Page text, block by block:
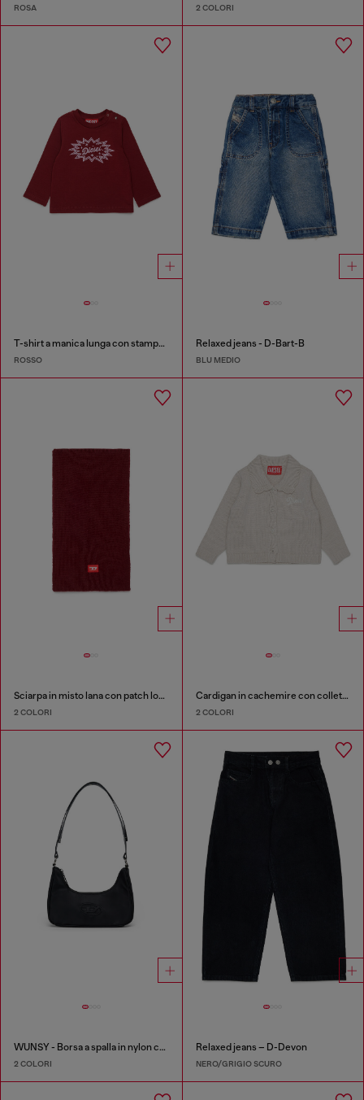
ROSA 2 COLORI
T-shirt a manica lunga con stampa logo starburst
ROSSO
Relaxed jeans - D-Bart-B
BLU MEDIO
Sciarpa in misto lana con patch logo D
2 COLORI
Cardigan in cachemire con colletto smerlato
2 COLORI
WUNSY - Borsa a spalla in nylon con logo Oval D
2 COLORI
Relaxed jeans – D-Devon
NERO/GRIGIO SCURO